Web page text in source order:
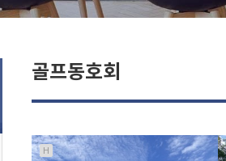
골프동호회
H